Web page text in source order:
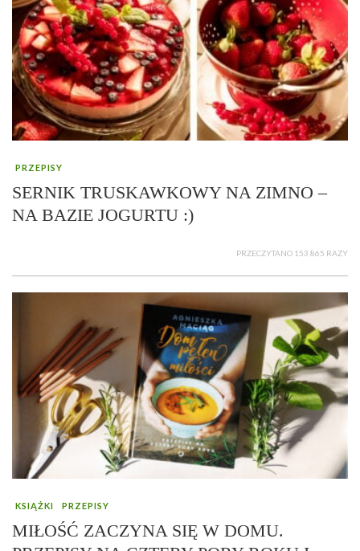
PRZEPISY
SERNIK TRUSKAWKOWY NA ZIMNO –
NA BAZIE JOGURTU :)
PRZECZYTANO 153 865 RAZY
KSIĄŻKI PRZEPISY
MIŁOŚĆ ZACZYNA SIĘ W DOMU.